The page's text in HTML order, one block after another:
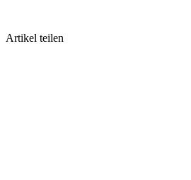
Artikel teilen